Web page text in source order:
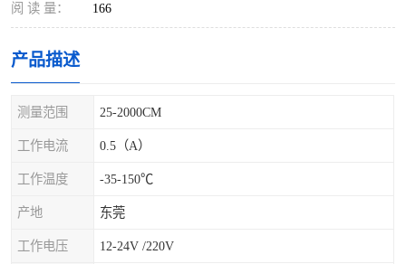
阅 读 量： 166
产品描述
测量范围 25-2000CM
工作电流 0.5（A）
工作温度 -35-150℃
产地 东莞
工作电压 12-24V /220V